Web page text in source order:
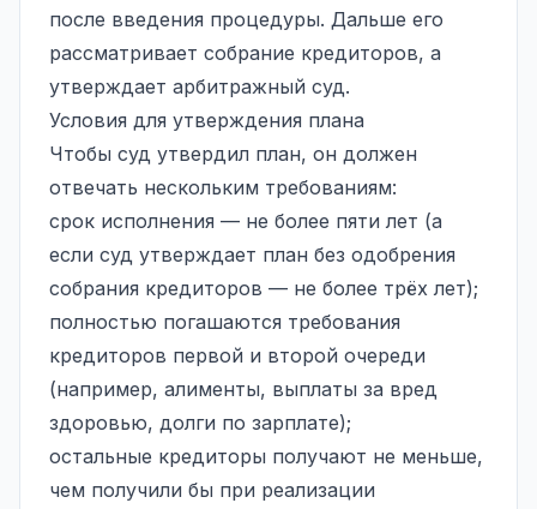
после введения процедуры. Дальше его
рассматривает собрание кредиторов, а
утверждает арбитражный суд.
Условия для утверждения плана
Чтобы суд утвердил план, он должен
отвечать нескольким требованиям:
срок исполнения — не более пяти лет (а
если суд утверждает план без одобрения
собрания кредиторов — не более трёх лет);
полностью погашаются требования
кредиторов первой и второй очереди
(например, алименты, выплаты за вред
здоровью, долги по зарплате);
остальные кредиторы получают не меньше,
чем получили бы при реализации